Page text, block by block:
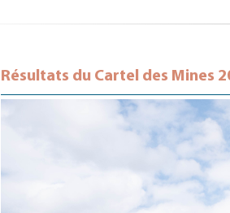
Résultats du Cartel des Mines